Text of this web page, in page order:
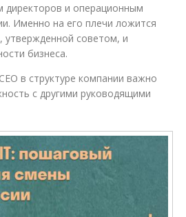
директоров и операционным
Именно на его плечи ложится
утвержденной советом, и
бизнеса.
в структуре компании важно
с другими руководящими